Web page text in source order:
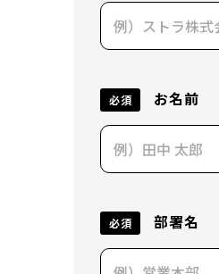
必須 お名前
必須 部署名